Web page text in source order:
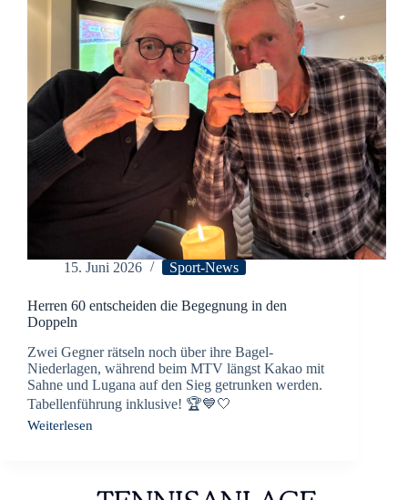
15. Juni 2026 Sport-News
Herren 60 entscheiden die Begegnung in den
Doppeln
Zwei Gegner rätseln noch über ihre Bagel-
Niederlagen, während beim MTV längst Kakao mit
Sahne und Lugana auf den Sieg getrunken werden.
Tabellenführung inklusive! 🏆💙🤍
Weiterlesen
Herren